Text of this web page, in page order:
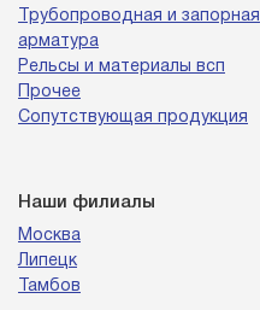
Трубопроводная и запорная
арматура
Рельсы и материалы всп
Прочее
Сопутствующая продукция
Наши филиалы
Москва
Липецк
Тамбов